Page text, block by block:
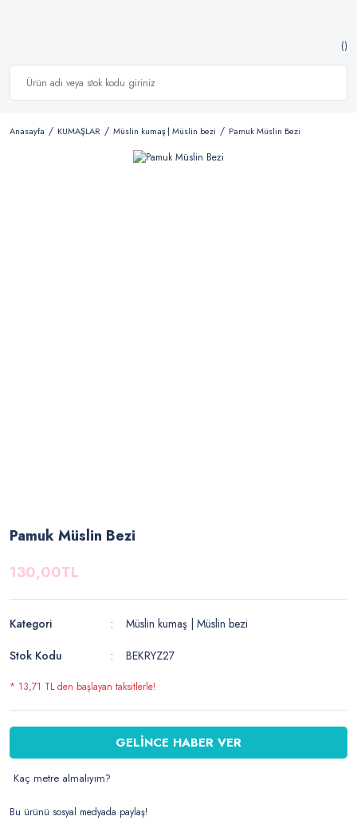
Anasayfa KUMAŞLAR Müslin kumaş | Müslin bezi Pamuk Müslin Bezi
Pamuk Müslin Bezi
130,00TL
Kategori
Müslin kumaş | Müslin bezi
Stok Kodu
BEKRYZ27
* 13,71 TL den başlayan taksitlerle!
GELİNCE HABER VER
Kaç metre almalıyım?
Bu ürünü sosyal medyada paylaş!